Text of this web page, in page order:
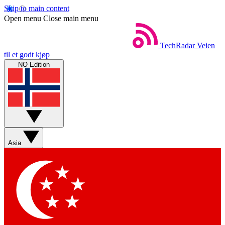
Skip to main content
Open menu Close main menu
TechRadar Veien
til et godt kjøp
NO Edition
Asia